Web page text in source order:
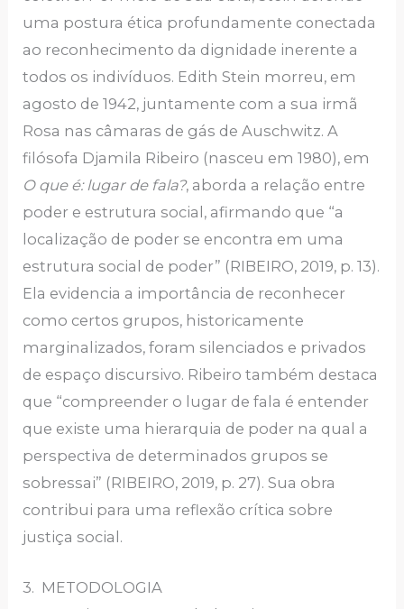
uma postura ética profundamente conectada
ao reconhecimento da dignidade inerente a
todos os indivíduos. Edith Stein morreu, em
agosto de 1942, juntamente com a sua irmã
Rosa nas câmaras de gás de Auschwitz. A
filósofa Djamila Ribeiro (nasceu em 1980), em
O que é: lugar de fala?, aborda a relação entre
poder e estrutura social, afirmando que “a
localização de poder se encontra em uma
estrutura social de poder” (RIBEIRO, 2019, p. 13).
Ela evidencia a importância de reconhecer
como certos grupos, historicamente
marginalizados, foram silenciados e privados
de espaço discursivo. Ribeiro também destaca
que “compreender o lugar de fala é entender
que existe uma hierarquia de poder na qual a
perspectiva de determinados grupos se
sobressai” (RIBEIRO, 2019, p. 27). Sua obra
contribui para uma reflexão crítica sobre
justiça social.
3. METODOLOGIA